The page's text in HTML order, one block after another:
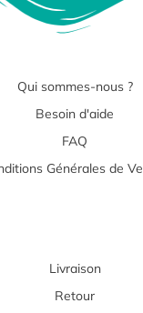
Qui sommes-nous ?
Besoin d'aide
FAQ
Générales de
Livraison
Retour